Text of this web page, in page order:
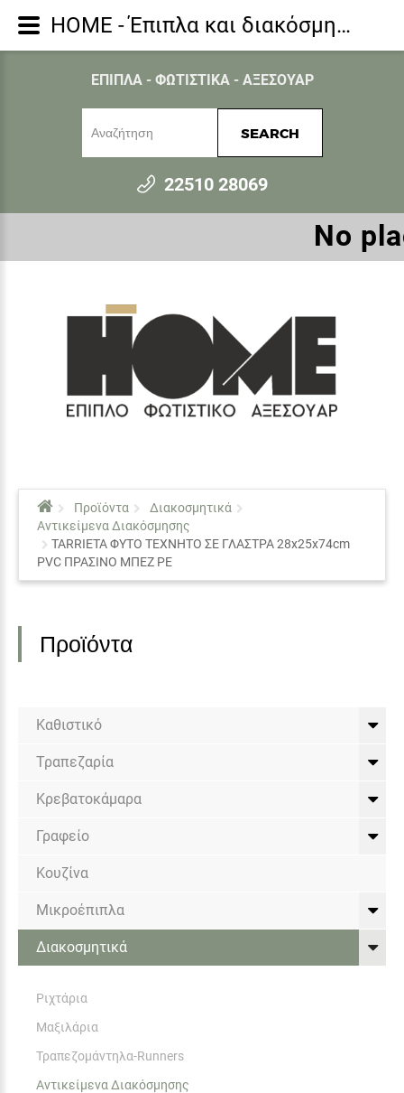
ΕΠΙΠΛΑ - ΦΩΤΙΣΤΙΚΑ - ΑΞΕΣΟΥΑΡ
SEARCH
22510 28069
Νο
Προϊόντα
Διακοσμητικά
Αντικείμενα Διακόσμησης
TARRIETA ΦΥΤΟ ΤΕΧΝΗΤΟ ΣΕ ΓΛΑΣΤΡΑ 28x25x74cm
PVC ΠΡΑΣΙΝΟ ΜΠΕΖ PE
Προϊόντα
Καθιστικό
Τραπεζαρία
Κρεβατοκάμαρα
Γραφείο
Κουζίνα
Μικροέπιπλα
Διακοσμητικά
Ριχτάρια
Μαξιλάρια
Τραπεζομάντηλα-Runners
Αντικείμενα Διακόσμησης
HOME - Έπιπλα και διακόσμηση για όλο το σπίτι - Αντικείμενα Διακόσμησης - TARRIETA ΦΥΤΟ ΤΕΧΝΗΤΟ ΣΕ ΓΛΑΣΤΡΑ 28x25x74cm PVC ΠΡΑΣΙΝΟ ΜΠΕΖ PE